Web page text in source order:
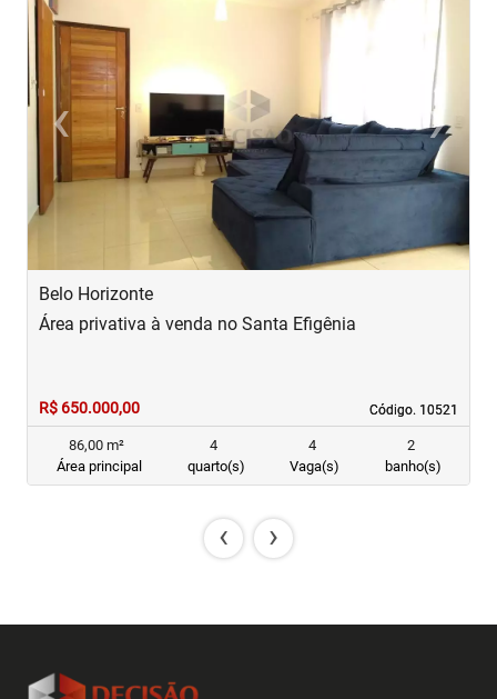
‹Previous ›Next
Belo Horizonte
Código. 10521
Código. 10521
Área privativa à venda no Santa Efigênia
R$ 650.000,00
86,00 m²
Área principal
4
quarto(s)
4
Vaga(s)
2
banho(s)
‹ ›